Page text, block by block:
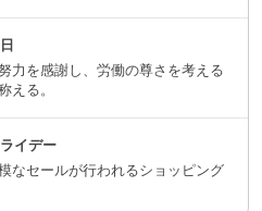
力を感謝し、労働の尊さを考える
える。
イデー
なセールが行われるショッピング